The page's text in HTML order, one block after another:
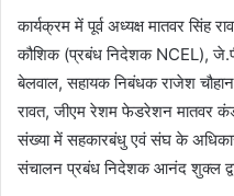
कार्यक्रम में पूर्व अध्यक्ष मातवर सिंह
कौशिक (प्रबंध निदेशक NCEL),
बेलवाल, सहायक निबंधक राजेश
रावत, जीएम रेशम फेडरेशन मातवर
संख्या में सहकारबंधु एवं संघ के
संचालन प्रबंध निदेशक आनंद शुक्ल